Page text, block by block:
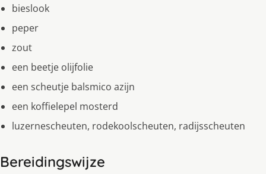
bieslook
peper
zout
een beetje olijfolie
een scheutje balsmico azijn
een koffielepel mosterd
luzernescheuten, rodekoolscheuten, radijsscheuten
Bereidingswijze